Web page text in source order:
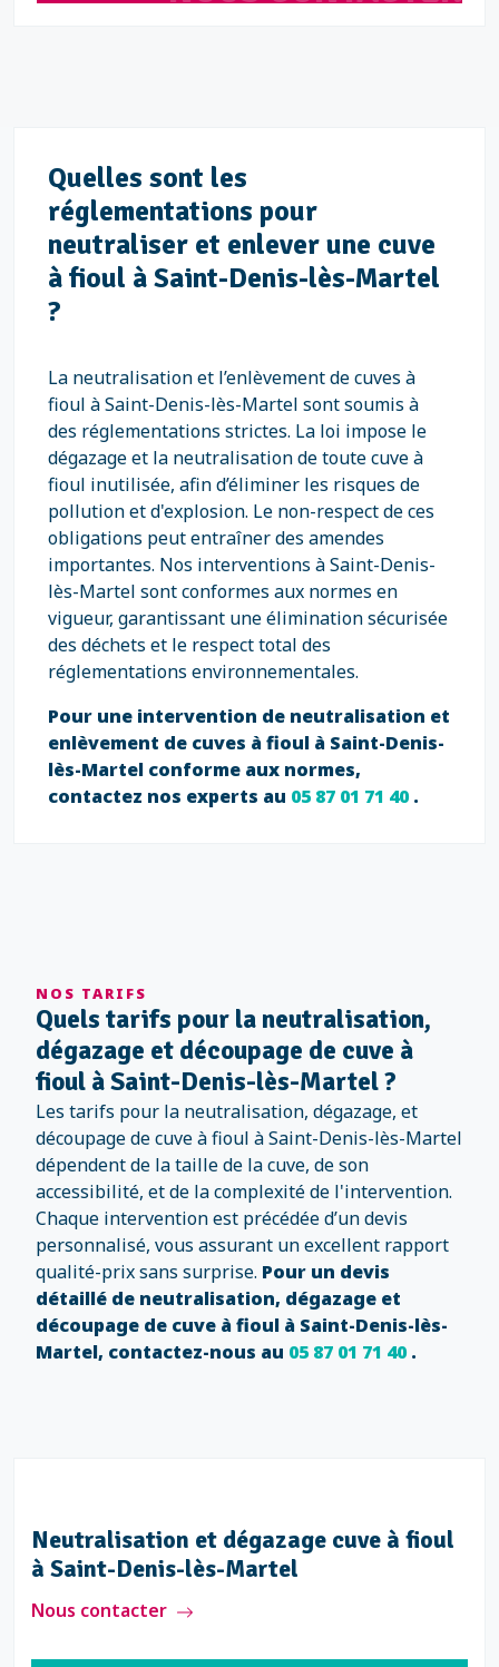
Quelles sont les
réglementations pour
neutraliser et enlever une cuve
à fioul à Saint-Denis-lès-Martel
?
La neutralisation et l’enlèvement de cuves à
fioul à Saint-Denis-lès-Martel sont soumis à
des réglementations strictes. La loi impose le
dégazage et la neutralisation de toute cuve à
fioul inutilisée, afin d’éliminer les risques de
pollution et d'explosion. Le non-respect de ces
obligations peut entraîner des amendes
importantes. Nos interventions à Saint-Denis-
lès-Martel sont conformes aux normes en
vigueur, garantissant une élimination sécurisée
des déchets et le respect total des
réglementations environnementales.
Pour une intervention de neutralisation et
enlèvement de cuves à fioul à Saint-Denis-
lès-Martel conforme aux normes,
contactez nos experts au 05 87 01 71 40.
NOS TARIFS
Quels tarifs pour la neutralisation,
dégazage et découpage de cuve à
fioul à Saint-Denis-lès-Martel ?
Les tarifs pour la neutralisation, dégazage, et
découpage de cuve à fioul à Saint-Denis-lès-Martel
dépendent de la taille de la cuve, de son
accessibilité, et de la complexité de l'intervention.
Chaque intervention est précédée d’un devis
personnalisé, vous assurant un excellent rapport
qualité-prix sans surprise. Pour un devis
détaillé de neutralisation, dégazage et
découpage de cuve à fioul à Saint-Denis-lès-
Martel, contactez-nous au 05 87 01 71 40.
Neutralisation et dégazage cuve à fioul
à Saint-Denis-lès-Martel
Nous contacter